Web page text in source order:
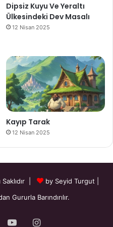
Dipsiz Kuyu Ve Yeraltı
Ülkesindeki Dev Masalı
12 Nisan 2025
Kayıp Tarak
12 Nisan 2025
Saklıdır | by Seyid Turgut
Gururla Barındırılır.
YouTubeInstagram